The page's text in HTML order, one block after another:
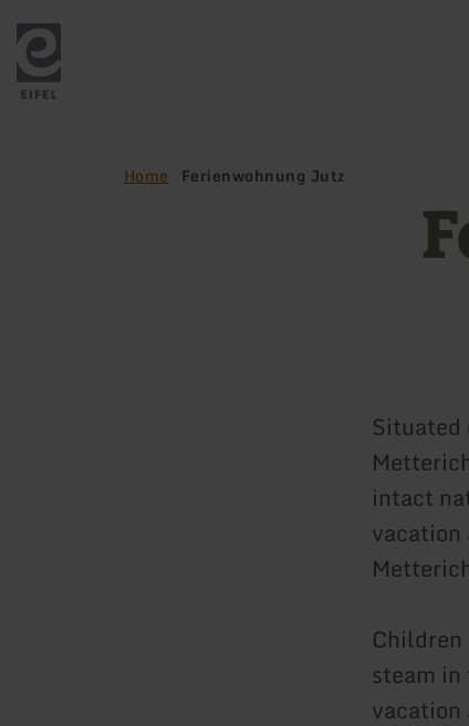
Back
to
home
page
Home Ferienwohnung Jutz
intact
steam